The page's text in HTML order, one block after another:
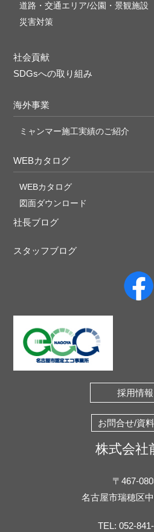
道路・交通エリア/公園・景観施設
災害対策
社会貢献
SDGsへの取り組み
海外事業
ミャンマー施工実績のご紹介
WEBカタログ
WEBカタログ
図面ダウンロード
社長ブログ
スタッフブログ
採用情報
お問合せ/資
株式会社
〒467-
名古屋市瑞穂区
TEL: 052-